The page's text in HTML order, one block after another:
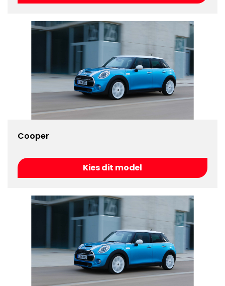
Cooper
Kies dit model